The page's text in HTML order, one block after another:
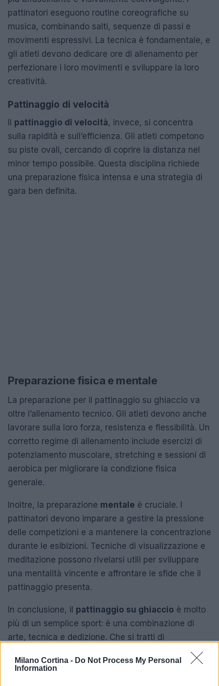
Milano Cortina - Do Not Process My Personal
Information
pattinatori eseguono routine coreografiche su
musica, combinando salti, sequenze di passi e
movimenti espressivi. La tecnica è fondamentale, e
gli atleti devono dedicare ore di allenamento per
perfezionare i loro movimenti e sviluppare la loro
creatività.
Pattinaggio di velocità
Il pattinaggio di velocità, invece, si concentra
sulla rapidità e sull’efficienza. Gli atleti competono
su piste ovali, cercando di coprire la distanza nel
minor tempo possibile. Questa disciplina richiede
una preparazione fisica intensa e una strategia di
gara ben definita.
Preparazione fisica e mentale
La preparazione per il pattinaggio su ghiaccio va
oltre l’allenamento tecnico. Gli atleti devono anche
lavorare sulla loro forza, resistenza e flessibilità. Un
corretto regime di allenamento include esercizi di
potenziamento muscolare, stretching e sessioni di
aerobica per migliorare la condizione fisica
generale.
Inoltre, la preparazione mentale è cruciale. I
pattinatori devono imparare a gestire la pressione
delle competizioni e a mantenere la concentrazione
durante le esibizioni. Tecniche di visualizzazione e
meditazione possono rivelarsi utili per sviluppare
una mentalità vincente e affrontare le sfide che il
pattinaggio presenta.
In conclusione, il pattinaggio su ghiaccio è molto
più di un semplice sport: è una combinazione di
arte, tecnica e dedizione. Che si tratti di
pattinaggio artistico o di velocità, ogni atleta porta
con sé una storia di impegno e passione, rendendo